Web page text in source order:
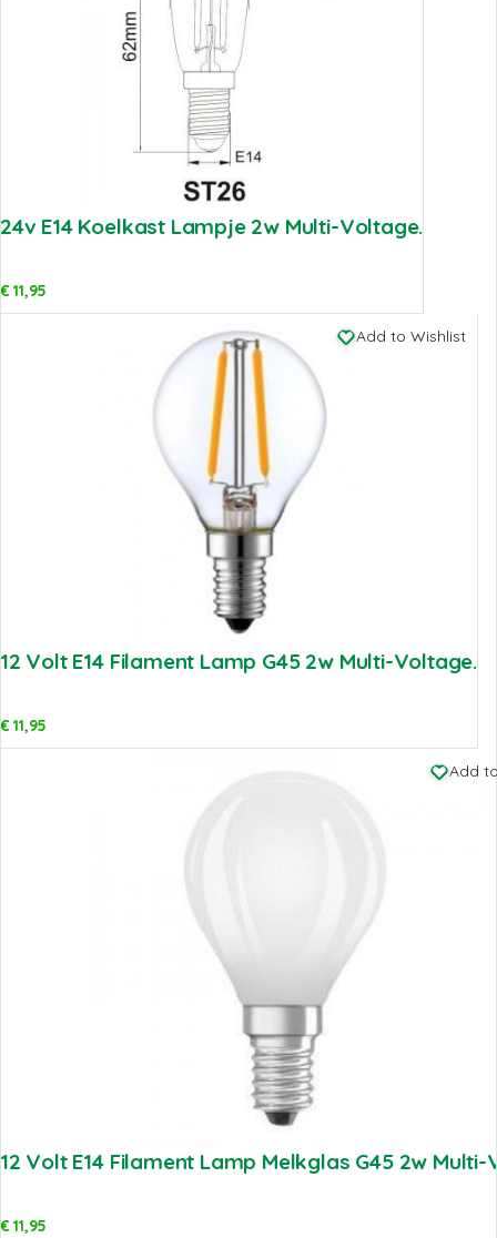
24v E14 Koelkast Lampje 2w Multi-Voltage.
€11,95
Add to Wishlist
12 Volt E14 Filament Lamp G45 2w Multi-Voltage.
€11,95
Add
12 Volt E14 Filament Lamp Melkglas G45 2w
€11,95